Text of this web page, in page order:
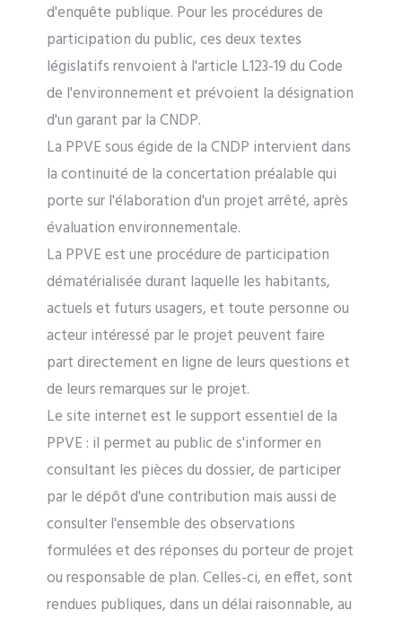
d'enquête publique. Pour les procédures de
participation du public, ces deux textes
législatifs renvoient à l'article L123-19 du Code
de l'environnement et prévoient la désignation
d'un garant par la CNDP.
La PPVE sous égide de la CNDP intervient dans
la continuité de la concertation préalable qui
porte sur l'élaboration d'un projet arrêté, après
évaluation environnementale.
La PPVE est une procédure de participation
dématérialisée durant laquelle les habitants,
actuels et futurs usagers, et toute personne ou
acteur intéressé par le projet peuvent faire
part directement en ligne de leurs questions et
de leurs remarques sur le projet.
Le site internet est le support essentiel de la
PPVE : il permet au public de s'informer en
consultant les pièces du dossier, de participer
par le dépôt d'une contribution mais aussi de
consulter l'ensemble des observations
formulées et des réponses du porteur de projet
ou responsable de plan. Celles-ci, en effet, sont
rendues publiques, dans un délai raisonnable, au